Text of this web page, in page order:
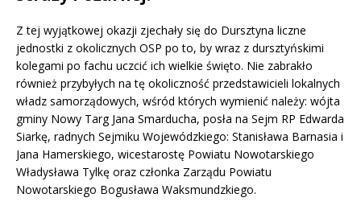
Z tej wyjątkowej okazji zjechały się do Dursztyna liczne
jednostki z okolicznych OSP po to, by wraz z dursztyńskimi
kolegami po fachu uczcić ich wielkie święto. Nie zabrakło
również przybyłych na tę okoliczność przedstawicieli lokalnych
władz samorządowych, wśród których wymienić należy: wójta
gminy Nowy Targ Jana Smarducha, posła na Sejm RP Edwarda
Siarkę, radnych Sejmiku Wojewódzkiego: Stanisława Barnasia i
Jana Hamerskiego, wicestarostę Powiatu Nowotarskiego
Władysława Tylkę oraz członka Zarządu Powiatu
Nowotarskiego Bogusława Waksmundzkiego.